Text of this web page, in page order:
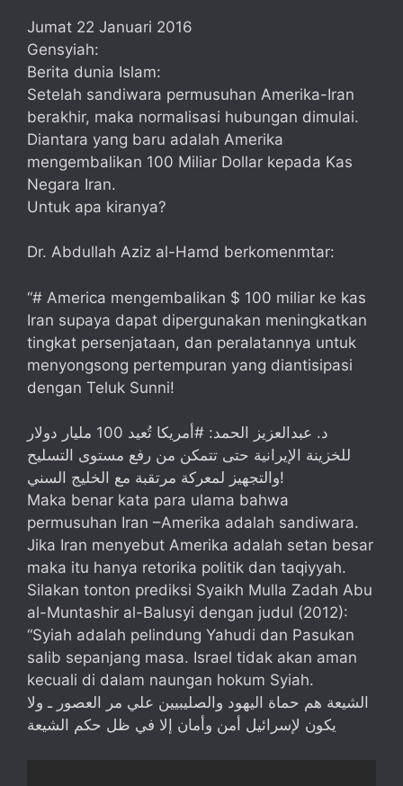
Jumat 22 Januari 2016
Gensyiah:
Berita dunia Islam:
Setelah sandiwara permusuhan Amerika-Iran
berakhir, maka normalisasi hubungan dimulai.
Diantara yang baru adalah Amerika
mengembalikan 100 Miliar Dollar kepada Kas
Negara Iran.
Untuk apa kiranya?
Dr. Abdullah Aziz al-Hamd berkomenmtar:
“# America mengembalikan $ 100 miliar ke kas
Iran supaya dapat dipergunakan meningkatkan
tingkat persenjataan, dan peralatannya untuk
menyongsong pertempuran yang diantisipasi
dengan Teluk Sunni!
د. عبدالعزيز الحمد: #أمريكا تُعيد 100 مليار دولار
للخزينة الإيرانية حتى تتمكن من رفع مستوى التسليح
والتجهيز لمعركة مرتقبة مع الخليج السني!
Maka benar kata para ulama bahwa
permusuhan Iran –Amerika adalah sandiwara.
Jika Iran menyebut Amerika adalah setan besar
maka itu hanya retorika politik dan taqiyyah.
Silakan tonton prediksi Syaikh Mulla Zadah Abu
al-Muntashir al-Balusyi dengan judul (2012):
“Syiah adalah pelindung Yahudi dan Pasukan
salib sepanjang masa. Israel tidak akan aman
kecuali di dalam naungan hokum Syiah.
الشيعة هم حماة اليهود والصليبيين علي مر العصور ـ ولا
يكون لإسرائيل أمن وأمان إلا في ظل حكم الشيعة